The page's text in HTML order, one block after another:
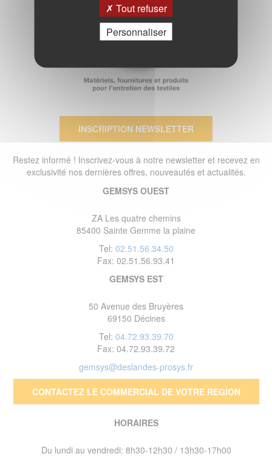
INSCRIPTION NEWSLETTER
Restez informé ! Inscrivez-vous à notre newsletter et recevez en
exclusivité nos dernières offres, nouveautés et actualités.
GEMSYS OUEST
ZA Les quatre chemins
85400 Sainte Gemme la plaine
Tel: 02.51.56.34.50
Fax: 02.51.56.93.41
GEMSYS EST
50 Avenue des Bruyères
69150 Décines
Tel: 04.72.93.39.70
Fax: 04.72.93.39.72
gemsys@deslandes-prosys.fr
CONTACTEZ LE COMMERCIAL DE VOTRE REGION
HORAIRES
Du lundi au vendredi: 8h30-12h30 / 13h30-17h00
Tout refuser
Personnaliser